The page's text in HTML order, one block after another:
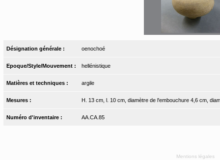
Désignation générale : oenochoé
Epoque/Style/Mouvement : hellénistique
Matières et techniques : argile
Mesures : H. 13 cm, l. 10 cm, diamètre de l'embouchure 4,6 cm,
Numéro d'inventaire : AA.CA.85
Mentions légales